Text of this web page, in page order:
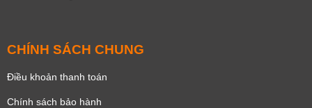
CHÍNH SÁCH CHUNG
Điều khoản thanh toán
Chính sách bảo hành